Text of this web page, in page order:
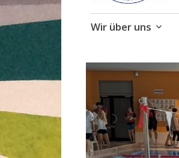
Zum
Wir über uns